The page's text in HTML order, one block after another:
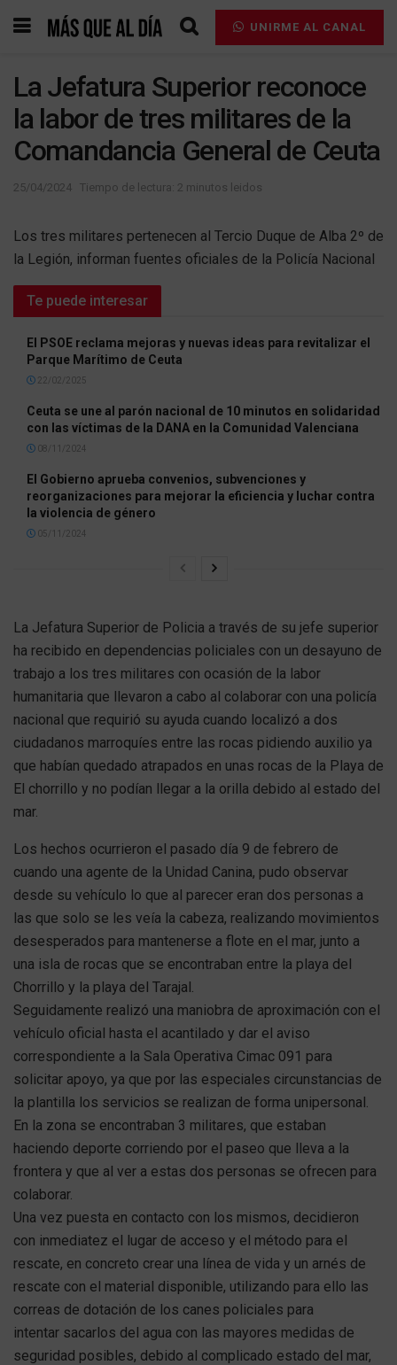
UNIRME AL CANAL
La Jefatura Superior reconoce
la labor de tres militares de la
Comandancia General de Ceuta
25/04/2024 Tiempo de lectura: 2 minutos leidos
Los tres militares pertenecen al Tercio Duque de Alba 2º de
la Legión, informan fuentes oficiales de la Policía Nacional
Te puede interesar
El PSOE reclama mejoras y nuevas ideas para revitalizar el
Parque Marítimo de Ceuta
22/02/2025
Ceuta se une al parón nacional de 10 minutos en solidaridad
con las víctimas de la DANA en la Comunidad Valenciana
08/11/2024
El Gobierno aprueba convenios, subvenciones y
reorganizaciones para mejorar la eficiencia y luchar contra
la violencia de género
05/11/2024
La Jefatura Superior de Policia a través de su jefe superior
ha recibido en dependencias policiales con un desayuno de
trabajo a los tres militares con ocasión de la labor
humanitaria que llevaron a cabo al colaborar con una policía
nacional que requirió su ayuda cuando localizó a dos
ciudadanos marroquíes entre las rocas pidiendo auxilio ya
que habían quedado atrapados en unas rocas de la Playa de
El chorrillo y no podían llegar a la orilla debido al estado del
mar.
Los hechos ocurrieron el pasado día 9 de febrero de
cuando una agente de la Unidad Canina, pudo observar
desde su vehículo lo que al parecer eran dos personas a
las que solo se les veía la cabeza, realizando movimientos
desesperados para mantenerse a flote en el mar, junto a
una isla de rocas que se encontraban entre la playa del
Chorrillo y la playa del Tarajal.
Seguidamente realizó una maniobra de aproximación con el
vehículo oficial hasta el acantilado y dar el aviso
correspondiente a la Sala Operativa Cimac 091 para
solicitar apoyo, ya que por las especiales circunstancias de
la plantilla los servicios se realizan de forma unipersonal.
En la zona se encontraban 3 militares, que estaban
haciendo deporte corriendo por el paseo que lleva a la
frontera y que al ver a estas dos personas se ofrecen para
colaborar.
Una vez puesta en contacto con los mismos, decidieron
con inmediatez el lugar de acceso y el método para el
rescate, en concreto crear una línea de vida y un arnés de
rescate con el material disponible, utilizando para ello las
correas de dotación de los canes policiales para
intentar sacarlos del agua con las mayores medidas de
seguridad posibles, debido al complicado estado del mar,